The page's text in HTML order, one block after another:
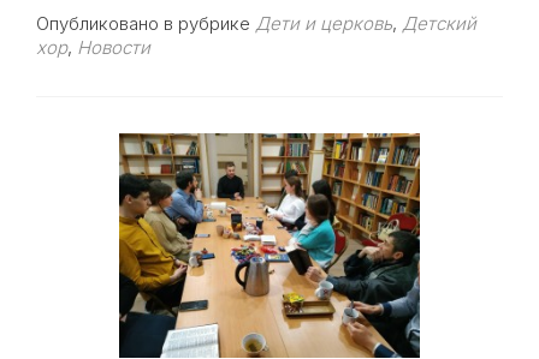
about
храме
Знамения
иконы
Божией
Матери
в
Кунцеве
состоялась
первая
литургия
Опубликовано в рубрике Дети и церковь, Детский
хор, Новости